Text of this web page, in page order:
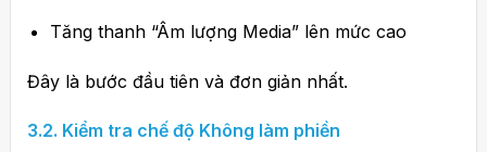
Tăng thanh “Âm lượng Media” lên mức cao
Đây là bước đầu tiên và đơn giản nhất.
3.2. Kiểm tra chế độ Không làm phiền